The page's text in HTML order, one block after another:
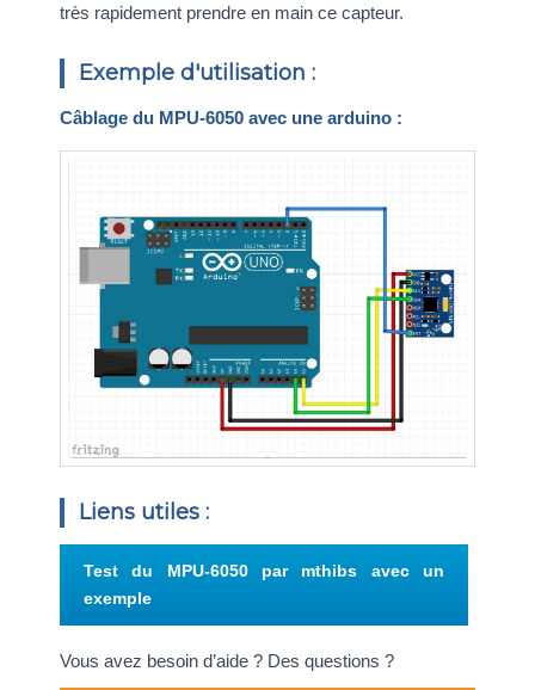
très rapidement prendre en main ce capteur.
Exemple d'utilisation :
Câblage du MPU-6050 avec une arduino :
Liens utiles :
Test du MPU-6050 par mthibs avec un
exemple
Vous avez besoin d’aide ? Des questions ?